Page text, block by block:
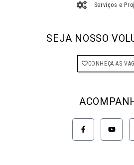
Serviços e
SEJA NOSSO
CONHEÇA AS
F
a
c
e
Y
o
u
t